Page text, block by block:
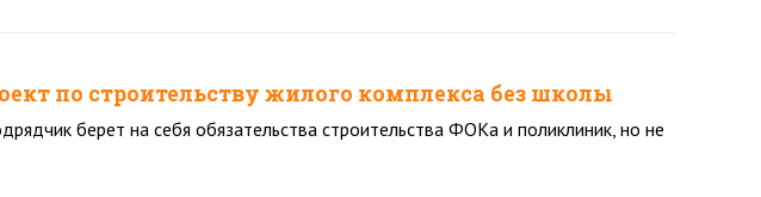
по строительству жилого комплекса без школы
берет на себя обязательства строительства ФОКа и поликлиник, но не